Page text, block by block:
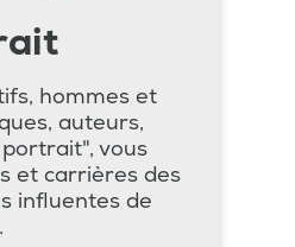
hommes et
auteurs,
vous
et carrières des
influentes de